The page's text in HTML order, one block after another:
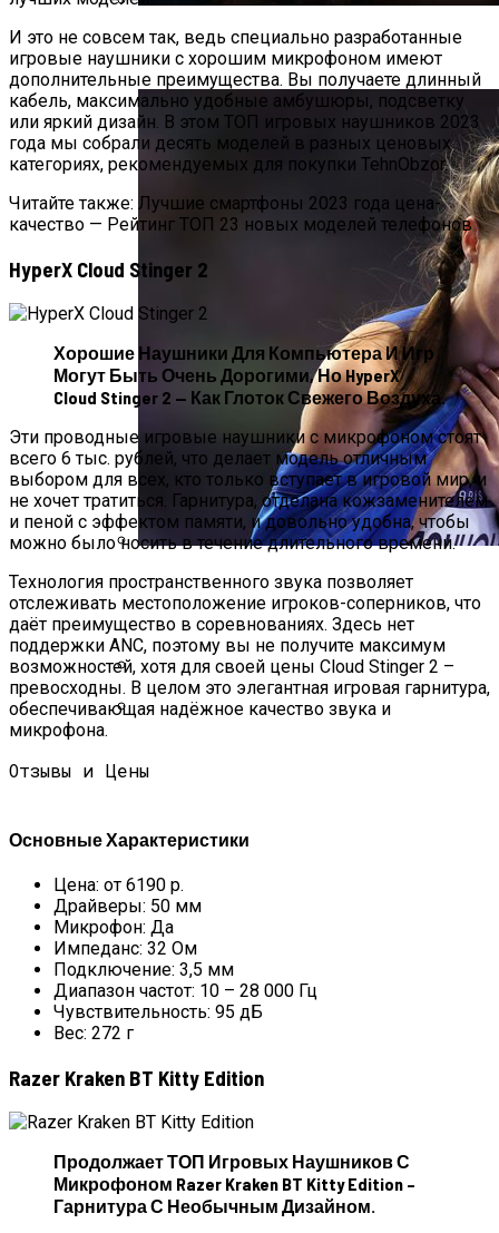
Усик И Дюбуа Проведут Бой-Реванш 19
Июля На «Уэмбли»
Ярослава Магучих Завоевала Бронзу
На Чемпионате Мира По Легкой
Атлетике
Нолито Перейдет В Барсу
Найджел Сирс Упал В Обморок Во
И это не совсем так, ведь специально разработанные
игровые наушники с хорошим микрофоном имеют
дополнительные преимущества. Вы получаете длинный
кабель, максимально удобные амбушюры, подсветку
или яркий дизайн. В этом ТОП игровых наушников 2023
года мы собрали десять моделей в разных ценовых
категориях, рекомендуемых для покупки TehnObzor.
Читайте также: Лучшие смартфоны 2023 года цена-
качество — Рейтинг ТОП 23 новых моделей телефонов
HyperX Cloud Stinger 2
Хорошие Наушники Для Компьютера И Игр
Могут Быть Очень Дорогими, Но HyperX
Cloud Stinger 2 — Как Глоток Свежего Воздуха.
Эти проводные игровые наушники с микрофоном стоят
всего 6 тыс. рублей, что делает модель отличным
выбором для всех, кто только вступает в игровой мир, и
не хочет тратиться. Гарнитура, отделана кожзаменителем
и пеной с эффектом памяти, и довольно удобна, чтобы
можно было носить в течение длительного времени.
Технология пространственного звука позволяет
отслеживать местоположение игроков-соперников, что
даёт преимущество в соревнованиях. Здесь нет
поддержки ANC, поэтому вы не получите максимум
возможностей, хотя для своей цены Cloud Stinger 2 –
превосходны. В целом это элегантная игровая гарнитура,
обеспечивающая надёжное качество звука и
микрофона.
Отзывы и Цены
Основные Характеристики
Цена: от 6190 р.
Драйверы: 50 мм
Микрофон: Да
Импеданс: 32 Ом
Подключение: 3,5 мм
Диапазон частот: 10 – 28 000 Гц
Чувствительность: 95 дБ
Вес: 272 г
Razer Kraken BT Kitty Edition
Продолжает ТОП Игровых Наушников С
Микрофоном Razer Kraken BT Kitty Edition –
Гарнитура С Необычным Дизайном.